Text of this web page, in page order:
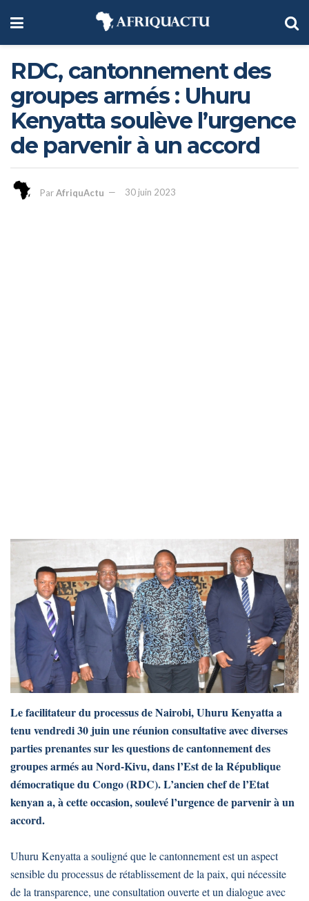
RDC, cantonnement des
groupes armés : Uhuru
Kenyatta soulève l’urgence
de parvenir à un accord
ParAfriquActu 30 juin 2023
Le facilitateur du processus de Nairobi, Uhuru Kenyatta a
tenu vendredi 30 juin une réunion consultative avec diverses
parties prenantes sur les questions de cantonnement des
groupes armés au Nord-Kivu, dans l’Est de la République
démocratique du Congo (RDC). L’ancien chef de l’Etat
kenyan a, à cette occasion, soulevé l’urgence de parvenir à un
accord.
Uhuru Kenyatta a souligné que le cantonnement est un aspect
sensible du processus de rétablissement de la paix, qui nécessite
de la transparence, une consultation ouverte et un dialogue avec